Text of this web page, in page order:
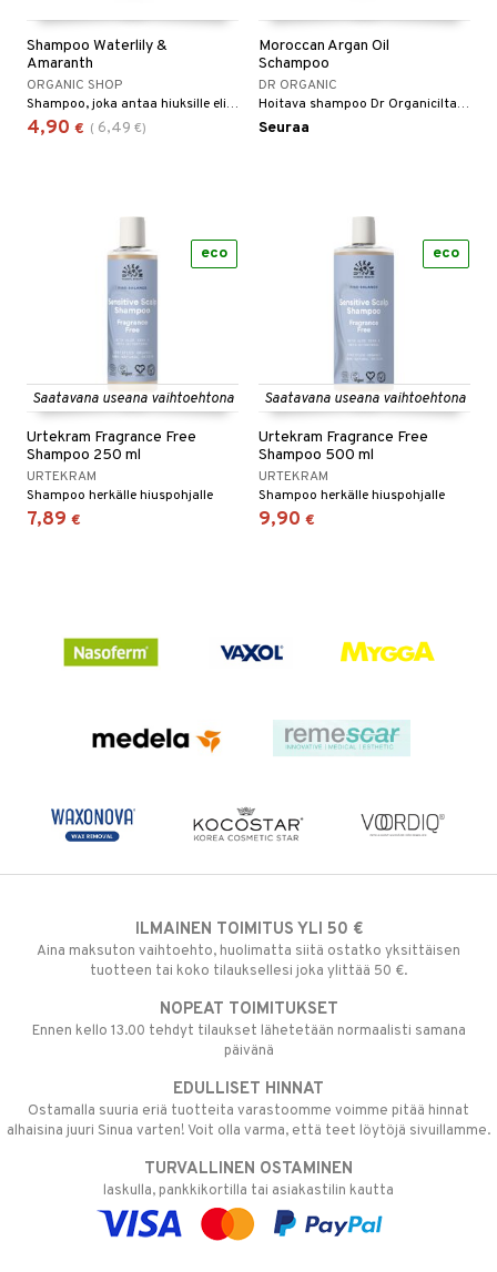
Shampoo Waterlily &
Amaranth
ORGANIC SHOP
Shampoo, joka antaa hiuksille elinvoimaa ja kiiltoa.
4,90 € ( 6,49 €)
Moroccan Argan Oil
Schampoo
DR ORGANIC
Hoitava shampoo Dr Organicilta ohuille ja kuiville hiuksille.
Seuraa
Saatavana useana vaihtoehtona
Urtekram Fragrance Free
Shampoo 250 ml
URTEKRAM
Shampoo herkälle hiuspohjalle
7,89 €
eco
Saatavana useana vaihtoehtona
Urtekram Fragrance Free
Shampoo 500 ml
URTEKRAM
Shampoo herkälle hiuspohjalle
9,90 €
eco
ILMAINEN TOIMITUS YLI 50 €
Aina maksuton vaihtoehto, huolimatta siitä ostatko yksittäisen
tuotteen tai koko tilauksellesi joka ylittää 50 €.
NOPEAT TOIMITUKSET
Ennen kello 13.00 tehdyt tilaukset lähetetään normaalisti samana
päivänä
EDULLISET HINNAT
Ostamalla suuria eriä tuotteita varastoomme voimme pitää hinnat
alhaisina juuri Sinua varten! Voit olla varma, että teet löytöjä sivuillamme.
TURVALLINEN OSTAMINEN
laskulla, pankkikortilla tai asiakastilin kautta